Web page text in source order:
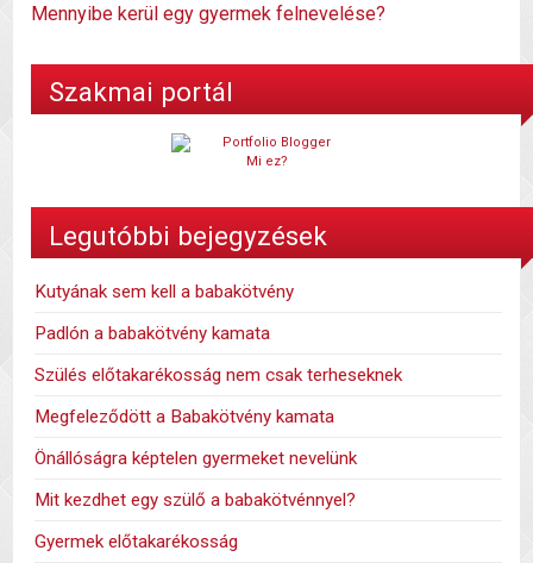
Mennyibe kerül egy gyermek felnevelése?
Szakmai portál
Mi ez?
Legutóbbi bejegyzések
Kutyának sem kell a babakötvény
Padlón a babakötvény kamata
Szülés előtakarékosság nem csak terheseknek
Megfeleződött a Babakötvény kamata
Önállóságra képtelen gyermeket nevelünk
Mit kezdhet egy szülő a babakötvénnyel?
Gyermek előtakarékosság